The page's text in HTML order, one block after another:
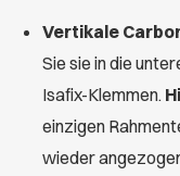
Vertikale
Sie sie in die
Isafix-Klemmen.
einzigen
wieder